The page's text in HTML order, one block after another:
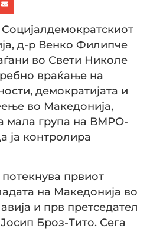
д-р Венко Филипче
во Свети Николе
враќање на
демократијата и
во Македонија,
мала група на ВМРО-
ја контролира
првиот
на Македонија во
и прв претседател
Броз-Тито. Сега